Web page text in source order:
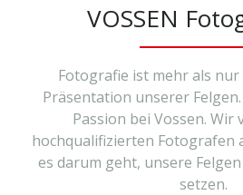
VOSSEN
Fotografie ist mehr als
Präsentation unserer
Passion bei Vossen.
hochqualifizierten Fotografen
es darum geht, unsere
setzen.